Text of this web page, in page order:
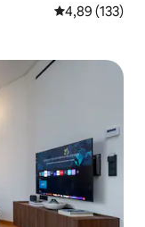
4,89 ud af 5 i
4,89 (133)